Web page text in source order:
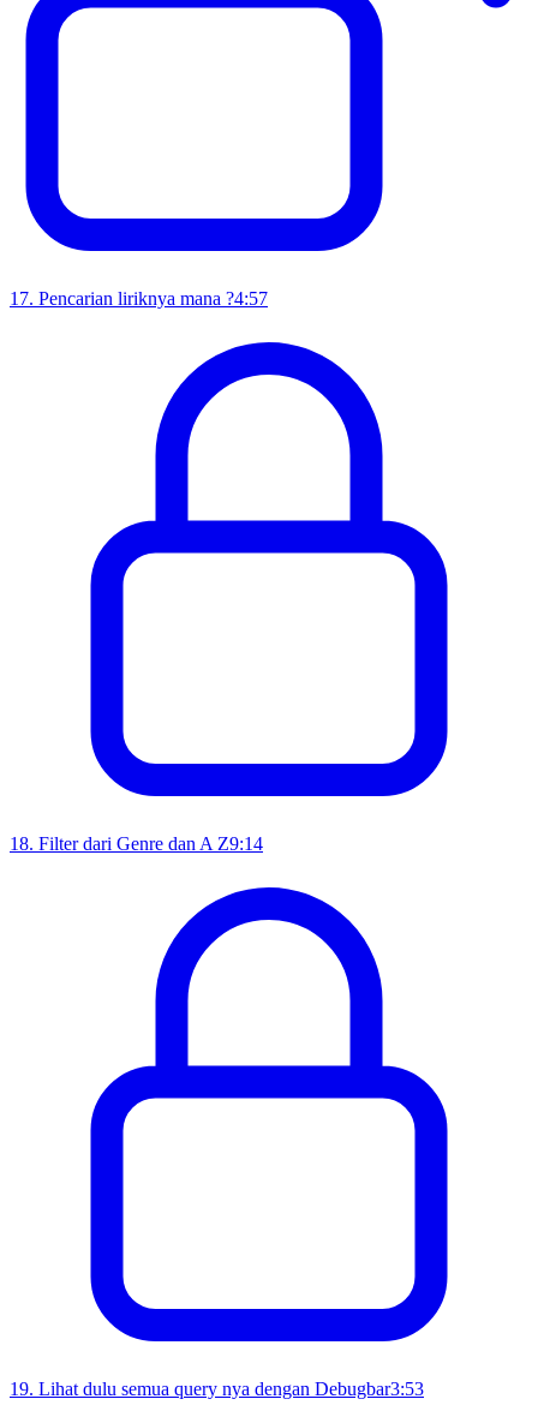
17. Pencarian liriknya mana ?4:57
18. Filter dari Genre dan A Z9:14
19. Lihat dulu semua query nya dengan Debugbar3:53